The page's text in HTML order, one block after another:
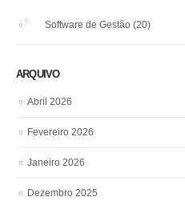
Software de Gestão (20)
ARQUIVO
Abril 2026
Fevereiro 2026
Janeiro 2026
Dezembro 2025